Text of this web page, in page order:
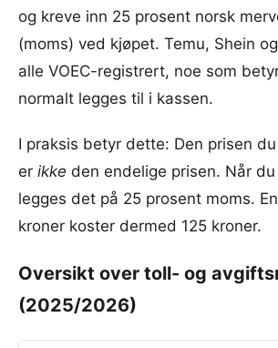
og kreve inn 25 prosent norsk
(moms) ved kjøpet. Temu, Shein
alle VOEC-registrert, noe som
normalt legges til i kassen.
I praksis betyr dette: Den prisen
er ikke den endelige prisen. Når
legges det på 25 prosent moms.
kroner koster dermed 125 kroner.
Oversikt over toll- og
(2025/2026)